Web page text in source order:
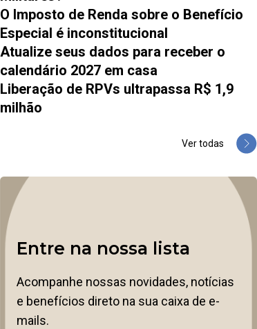
O Imposto de Renda sobre o Benefício
Especial é inconstitucional
Atualize seus dados para receber o
calendário 2027 em casa
Liberação de RPVs ultrapassa R$ 1,9
milhão
Ver todas
Entre na nossa lista
Acompanhe nossas novidades, notícias
e benefícios direto na sua caixa de e-
mails.